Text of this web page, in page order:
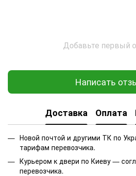
Добавьте первый
Написать
Доставка Оплата
Новой почтой и другими ТК по
тарифам перевозчика.
Курьером к двери по Киеву —
перевозчика.